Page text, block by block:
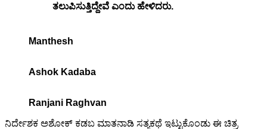
ತಲುಪಿಸುತ್ತಿದ್ದೇವೆ ಎಂದು ಹೇಳಿದರು.
Manthesh
Ashok Kadaba
Ranjani Raghvan
ನಿರ್ದೇಶಕ ಅಶೋಕ್ ಕಡಬ ಮಾತನಾಡಿ ಸತ್ಯಕಥೆ ಇಟ್ಟುಕೊಂಡು ಈ ಚಿತ್ರ